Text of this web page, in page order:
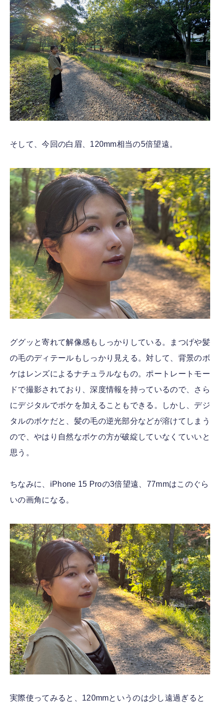
そして、今回の白眉、120mm相当の5倍望遠。
ググッと寄れて解像感もしっかりしている。まつげや髪
の毛のディテールもしっかり見える。対して、背景のボ
ケはレンズによるナチュラルなもの。ポートレートモー
ドで撮影されており、深度情報を持っているので、さら
にデジタルでボケを加えることもできる。しかし、デジ
タルのボケだと、髪の毛の逆光部分などが溶けてしまう
ので、やはり自然なボケの方が破綻していなくていいと
思う。
ちなみに、iPhone 15 Proの3倍望遠、77mmはこのぐら
いの画角になる。
実際使ってみると、120mmというのは少し遠過ぎると